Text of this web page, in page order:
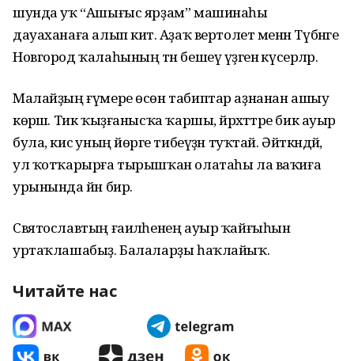
шунда уҡ “Ашығыс ярҙам” машинаһы
дауаханаға алып китә. Аҙаҡ вертолет менән Түбәнге
Новгород ҡалаһының тән бешеү үҙәгенә күсерәләр.
Малайҙың ғүмере өсөн табиптар аҙнанан ашыу
көрәшә. Тик ҡыҙғанысҡа ҡаршы, йәрәхәттәре бик ауыр
була, кисә уның йөрәге тибеүҙән туҡтай. Әйткәндәй,
ул ҡотҡарырға тырышҡан олатаһы ла ваҡиға
урынында йән бирә.
Святославтың ғаиләһенең ауыр ҡайғыһын
уртаҡлашабыҙ. Балаларҙы һаҡлайыҡ.
Читайте нас